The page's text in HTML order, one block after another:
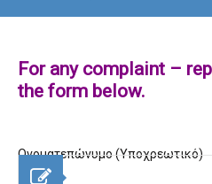
For any complaint –
the form below.
Ονοματεπώνυμο (Υποχρεωτικό)